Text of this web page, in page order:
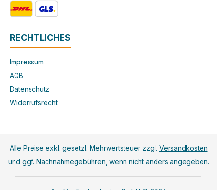
RECHTLICHES
Impressum
AGB
Datenschutz
Widerrufsrecht
Alle Preise exkl. gesetzl. Mehrwertsteuer zzgl. Versandkosten
und ggf. Nachnahmegebühren, wenn nicht anders angegeben.